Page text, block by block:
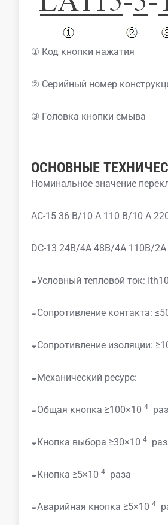
① Код кнопки нажатия
② Серийный номер
③ Головка кнопки смыва
ОСНОВНЫЕ
Номинальное значение
AC-15 36 В/10 А 110 В/10 А
DC-13 24В/4А 48В/4А 110В/
◒Условный тепловой ток:
◒Сопротивление контакта:
◒Сопротивление изоляции:
◒Механический ресурс:
◒Общая кнопка ≥100×10 4
◒Кнопка выбора ≥30×10 4
◒Кнопка ≥5×10 4 раза
◒Аварийная кнопка ≥5×10 4